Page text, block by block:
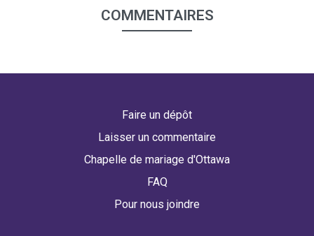
COMMENTAIRES
Faire un dépôt
Laisser un commentaire
Chapelle de mariage d'Ottawa
FAQ
Pour nous joindre